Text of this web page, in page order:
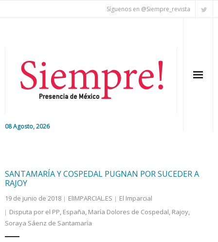
Síguenos en @Siempre_revista
08 Agosto, 2026
Editorial
Colaboradores
SANTAMARÍA Y COSPEDAL PUGNAN POR SUCEDER A
RAJOY
19 de junio de 2018 ElIMPARCIAL.ES
El Imparcial
Disputa por el PP, España, María Dolores de Cospedal, Rajoy,
Soraya Sáenz de Santamaría